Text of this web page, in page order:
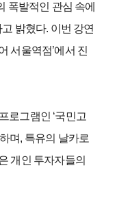
폭발적인 관심 속에
밝혔다. 이번 강연
서울역점’에서 진
로그램인 ‘국민고
며, 특유의 날카로
개인 투자자들의